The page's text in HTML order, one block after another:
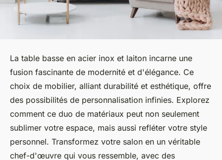
La table basse en acier inox et laiton incarne une
fusion fascinante de modernité et d'élégance. Ce
choix de mobilier, alliant durabilité et esthétique, offre
des possibilités de personnalisation infinies. Explorez
comment ce duo de matériaux peut non seulement
sublimer votre espace, mais aussi refléter votre style
personnel. Transformez votre salon en un véritable
chef-d'œuvre qui vous ressemble, avec des